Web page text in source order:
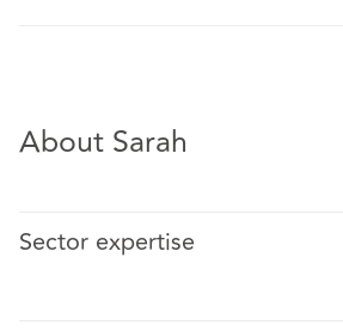
About Sarah
Sector expertise